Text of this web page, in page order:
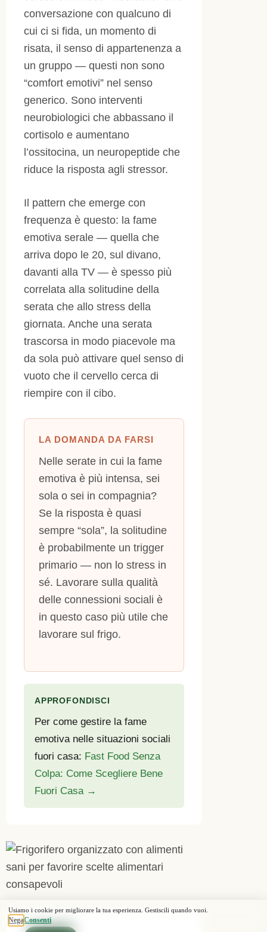
conversazione con qualcuno di
cui ci si fida, un momento di
risata, il senso di appartenenza a
un gruppo — questi non sono
“comfort emotivi” nel senso
generico. Sono interventi
neurobiologici che abbassano il
cortisolo e aumentano
l’ossitocina, un neuropeptide che
riduce la risposta agli stressor.
Il pattern che emerge con
frequenza è questo: la fame
emotiva serale — quella che
arriva dopo le 20, sul divano,
davanti alla TV — è spesso più
correlata alla solitudine della
serata che allo stress della
giornata. Anche una serata
trascorsa in modo piacevole ma
da sola può attivare quel senso di
vuoto che il cervello cerca di
riempire con il cibo.
LA DOMANDA DA FARSI
Nelle serate in cui la fame
emotiva è più intensa, sei
sola o sei in compagnia?
Se la risposta è quasi
sempre “sola”, la solitudine
è probabilmente un trigger
primario — non lo stress in
sé. Lavorare sulla qualità
delle connessioni sociali è
in questo caso più utile che
lavorare sul frigo.
APPROFONDISCI
Per come gestire la fame
emotiva nelle situazioni sociali
fuori casa: Fast Food Senza
Colpa: Come Scegliere Bene
Fuori Casa →